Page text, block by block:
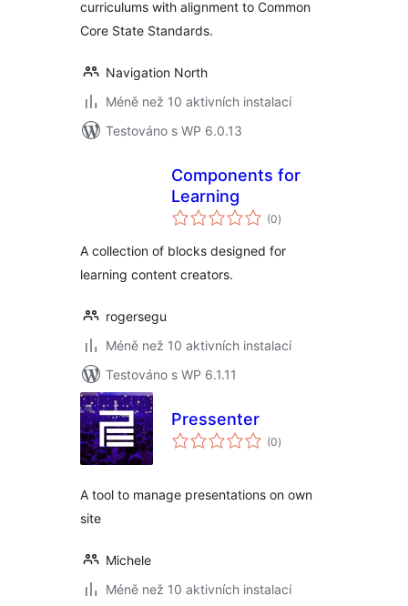
curriculums with alignment to Common
Core State Standards.
Navigation North
Méně než 10 aktivních instalací
Testováno s WP 6.0.13
Components for
Learning
(0celkové
hodnocení
)
A collection of blocks designed for
learning content creators.
rogersegu
Méně než 10 aktivních instalací
Testováno s WP 6.1.11
Pressenter
(0celkové
hodnocení
)
A tool to manage presentations on own
site
Michele
Méně než 10 aktivních instalací